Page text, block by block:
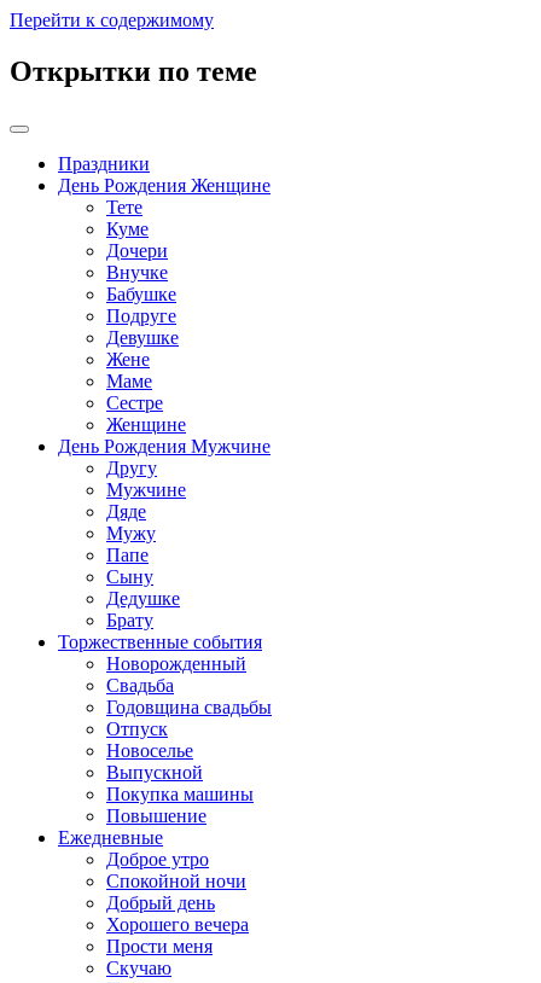
Перейти к содержимому
Открытки по теме
Праздники
День Рождения Женщине
Тете
Куме
Дочери
Внучке
Бабушке
Подруге
Девушке
Жене
Маме
Сестре
Женщине
День Рождения Мужчине
Другу
Мужчине
Дяде
Мужу
Папе
Сыну
Дедушке
Брату
Торжественные события
Новорожденный
Свадьба
Годовщина свадьбы
Отпуск
Новоселье
Выпускной
Покупка машины
Повышение
Ежедневные
Доброе утро
Спокойной ночи
Добрый день
Хорошего вечера
Прости меня
Скучаю